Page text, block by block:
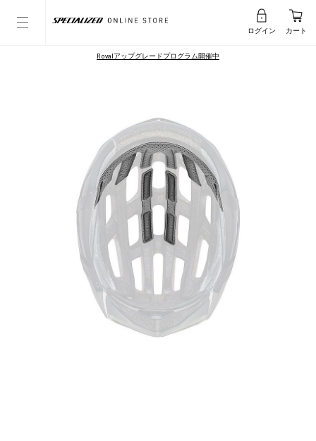
ログイン カート
Rovalアップグレードプログラム開催中